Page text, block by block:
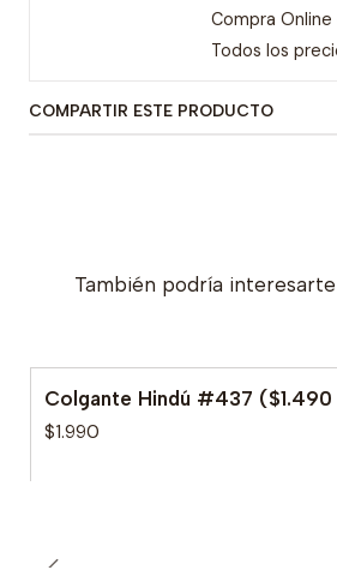
Compra
Todos los
COMPARTIR ESTE PRODUCTO
También podría
Colgante Hindú #437 ($1.490
$1.990